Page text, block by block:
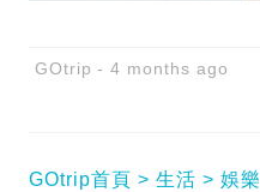
GOtrip 4 months ago
GOtrip首頁 生活 娛樂